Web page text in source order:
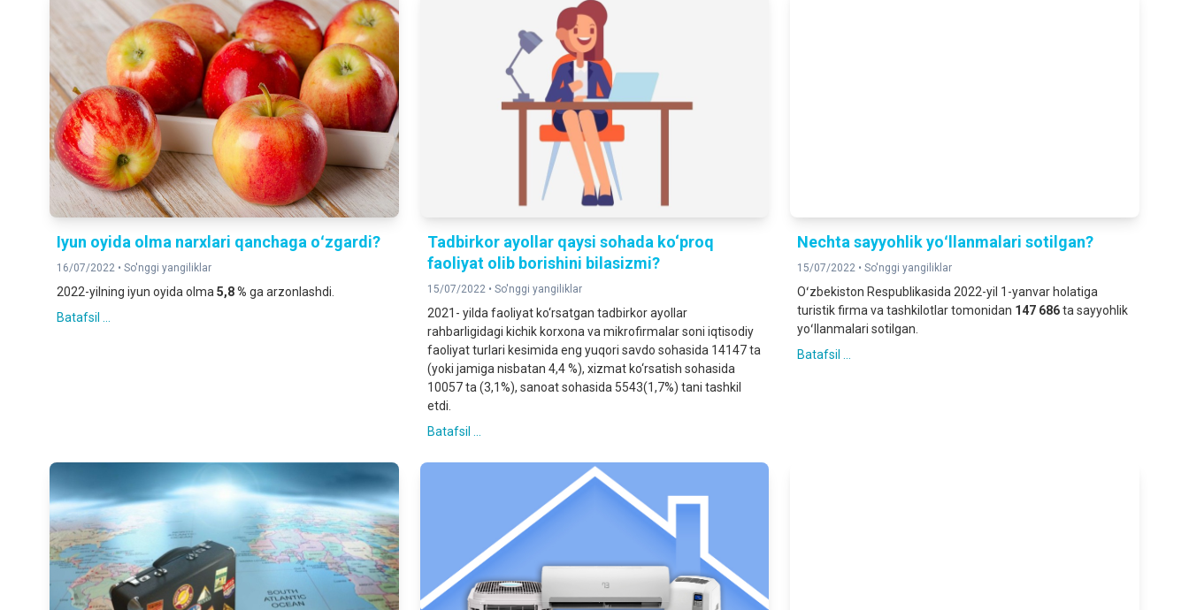
Iyun oyida olma narxlari qanchaga oʻzgardi?
16/07/2022 • So'nggi yangiliklar
2022-yilning iyun oyida olma 5,8 % ga arzonlashdi.
Batafsil ...
Tadbirkor ayollar qaysi sohada ko‘proq
faoliyat olib borishini bilasizmi?
15/07/2022 • So'nggi yangiliklar
2021- yilda faoliyat ko‘rsatgan tadbirkor ayollar
rahbarligidagi kichik korxona va mikrofirmalar soni iqtisodiy
faoliyat turlari kesimida eng yuqori savdo sohasida 14147 ta
(yoki jamiga nisbatan 4,4 %), xizmat ko‘rsatish sohasida
10057 ta (3,1%), sanoat sohasida 5543(1,7%) tani tashkil
etdi.
Batafsil ...
Nechta sayyohlik yoʻllanmalari sotilgan?
15/07/2022 •So'nggi yangiliklar
Oʻzbekiston Respublikasida 2022-yil 1-yanvar holatiga
turistik firma va tashkilotlar tomonidan 147 686ta sayyohlik
yoʻllanmalari sotilgan.
Batafsil ...